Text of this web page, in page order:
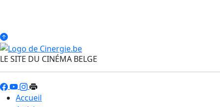
LE SITE DU CINÉMA BELGE
Accueil